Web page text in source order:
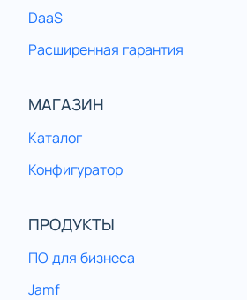
DaaS
Расширенная гарантия
МАГАЗИН
Каталог
Конфигуратор
ПРОДУКТЫ
ПО для бизнеса
Jamf